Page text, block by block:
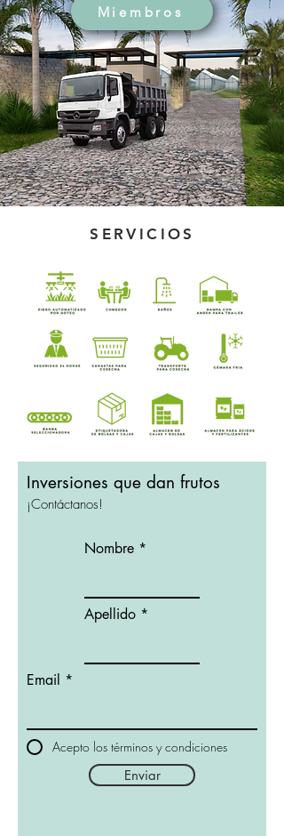
Miembros
SERVICIOS
Inversiones que dan frutos
¡Contáctanos!
Nombre
Apellido
Email
Acepto los términos y condiciones
Enviar